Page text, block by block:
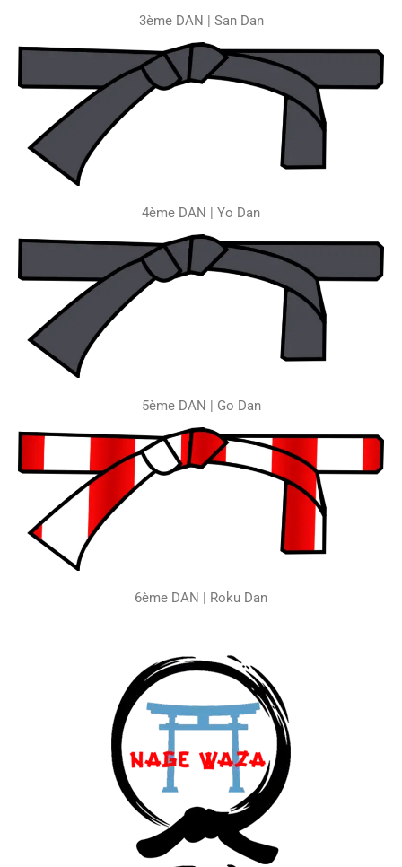
3ème DAN | San Dan
4ème DAN | Yo Dan
5ème DAN | Go Dan
6ème DAN | Roku Dan